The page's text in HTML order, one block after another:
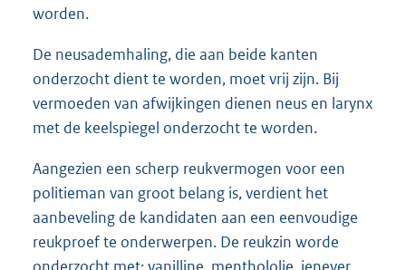
worden.
De neusademhaling, die aan beide kanten
onderzocht dient te worden, moet vrij zijn. Bij
vermoeden van afwijkingen dienen neus en larynx
met de keelspiegel onderzocht te worden.
Aangezien een scherp reukvermogen voor een
politieman van groot belang is, verdient het
aanbeveling de kandidaten aan een eenvoudige
reukproef te onderwerpen. De reukzin worde
onderzocht met: vanilline, menthololie, jenever,